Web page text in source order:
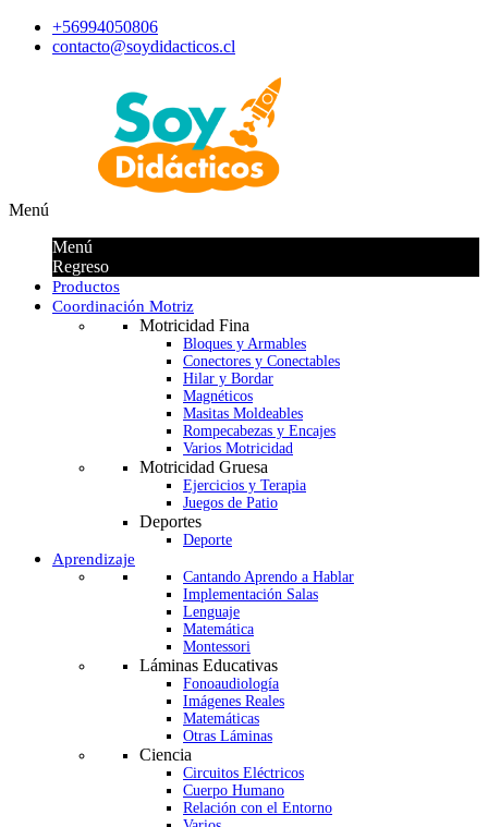
+56994050806
contacto@soydidacticos.cl
Menú
Menú
Regreso
Productos
Coordinación Motriz
Motricidad Fina
Bloques y Armables
Conectores y Conectables
Hilar y Bordar
Magnéticos
Masitas Moldeables
Rompecabezas y Encajes
Varios Motricidad
Motricidad Gruesa
Ejercicios y Terapia
Juegos de Patio
Deportes
Deporte
Aprendizaje
Cantando Aprendo a Hablar
Implementación Salas
Lenguaje
Matemática
Montessori
Láminas Educativas
Fonoaudiología
Imágenes Reales
Matemáticas
Otras Láminas
Ciencia
Circuitos Eléctricos
Cuerpo Humano
Relación con el Entorno